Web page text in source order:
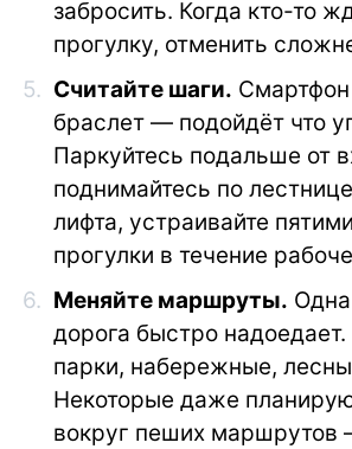
забросить. Когда кто-то
прогулку, отменить
Считайте шаги.
браслет — подойдёт что
Паркуйтесь подальше от
поднимайтесь по
лифта, устраивайте
прогулки в течение
Меняйте маршруты.
дорога быстро
парки, набережные,
Некоторые даже
вокруг пеших маршрутов